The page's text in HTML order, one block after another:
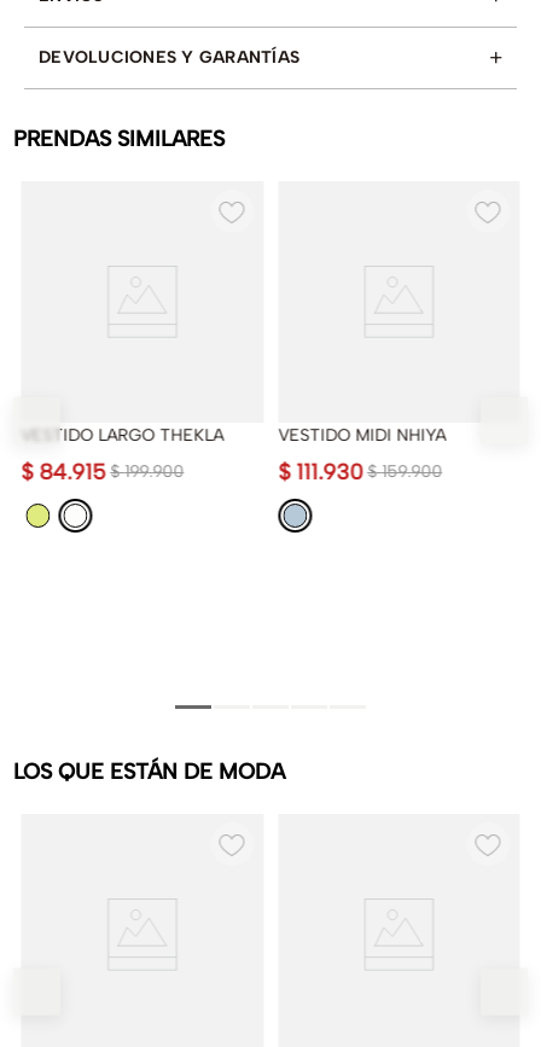
DEVOLUCIONES Y GARANTÍAS +
PRENDAS SIMILARES
VESTIDO LARGO THEKLA
$ 199.900
$ 84.915
VESTIDO MIDI NHIYA
$ 159.900
$ 111.930
LOS QUE ESTÁN DE MODA